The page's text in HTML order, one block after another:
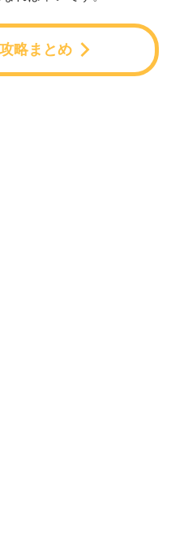
略まとめ